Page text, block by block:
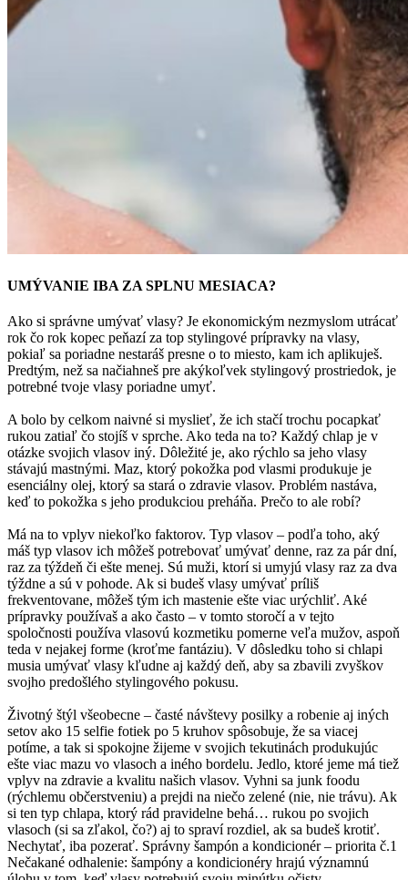
UMÝVANIE IBA ZA SPLNU MESIACA?
Ako si správne umývať vlasy? Je ekonomickým nezmyslom utrácať
rok čo rok kopec peňazí za top stylingové prípravky na vlasy,
pokiaľ sa poriadne nestaráš presne o to miesto, kam ich aplikuješ.
Predtým, než sa načiahneš pre akýkoľvek stylingový prostriedok, je
potrebné tvoje vlasy poriadne umyť.
A bolo by celkom naivné si myslieť, že ich stačí trochu pocapkať
rukou zatiaľ čo stojíš v sprche. Ako teda na to? Každý chlap je v
otázke svojich vlasov iný. Dôležité je, ako rýchlo sa jeho vlasy
stávajú mastnými. Maz, ktorý pokožka pod vlasmi produkuje je
esenciálny olej, ktorý sa stará o zdravie vlasov. Problém nastáva,
keď to pokožka s jeho produkciou preháňa. Prečo to ale robí?
Má na to vplyv niekoľko faktorov. Typ vlasov – podľa toho, aký
máš typ vlasov ich môžeš potrebovať umývať denne, raz za pár dní,
raz za týždeň či ešte menej. Sú muži, ktorí si umyjú vlasy raz za dva
týždne a sú v pohode. Ak si budeš vlasy umývať príliš
frekventovane, môžeš tým ich mastenie ešte viac urýchliť. Aké
prípravky používaš a ako často – v tomto storočí a v tejto
spoločnosti používa vlasovú kozmetiku pomerne veľa mužov, aspoň
teda v nejakej forme (kroťme fantáziu). V dôsledku toho si chlapi
musia umývať vlasy kľudne aj každý deň, aby sa zbavili zvyškov
svojho predošlého stylingového pokusu.
Životný štýl všeobecne – časté návštevy posilky a robenie aj iných
setov ako 15 selfie fotiek po 5 kruhov spôsobuje, že sa viacej
potíme, a tak si spokojne žijeme v svojich tekutinách produkujúc
ešte viac mazu vo vlasoch a iného bordelu. Jedlo, ktoré jeme má tiež
vplyv na zdravie a kvalitu našich vlasov. Vyhni sa junk foodu
(rýchlemu občerstveniu) a prejdi na niečo zelené (nie, nie trávu). Ak
si ten typ chlapa, ktorý rád pravidelne behá… rukou po svojich
vlasoch (si sa zľakol, čo?) aj to spraví rozdiel, ak sa budeš krotiť.
Nechytať, iba pozerať. Správny šampón a kondicionér – priorita č.1
Nečakané odhalenie: šampóny a kondicionéry hrajú významnú